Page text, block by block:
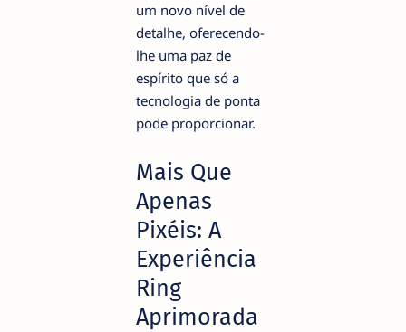
um novo nível de
detalhe, oferecendo-
lhe uma paz de
espírito que só a
tecnologia de ponta
pode proporcionar.
Mais Que
Apenas
Pixéis: A
Experiência
Ring
Aprimorada